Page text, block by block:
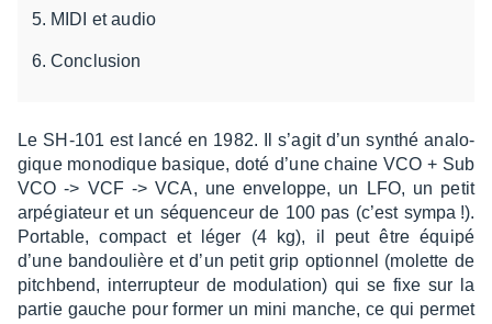
MIDI et audio
Conclusion
Le SH-101 est lancé en 1982. Il s’agit d’un synthé analo­
gique mono­dique basique, doté d’une chaine VCO + Sub
VCO -> VCF -> VCA, une enve­loppe, un LFO, un petit
arpé­gia­teur et un séquen­ceur de 100 pas (c’est sympa !).
Portable, compact et léger (4 kg), il peut être équipé
d’une bandou­lière et d’un petit grip option­nel (molette de
pitch­bend, inter­rup­teur de modu­la­tion) qui se fixe sur la
partie gauche pour former un mini manche, ce qui permet